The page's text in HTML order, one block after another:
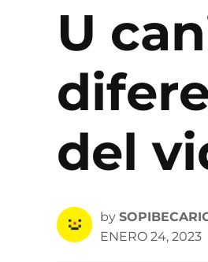
U
del
by
ENERO 24, 2023